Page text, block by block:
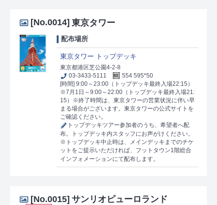
[No.0014] 東京タワー
配布場所
東京タワー トップデッキ
東京都港区芝公園4-2-8
03-3433-5111
554 595*50
[時間] 9:00～23:00（トップデッキ最終入場22:15）
※7月1日～9:00～22:00（トップデッキ最終入場21:
15）※終了時間は、東京タワーの営業状況に伴い早
まる場合がございます。東京タワーの公式サイトを
ご確認ください。
トップデッキツアー参加者のうち、希望者へ配
布。トップデッキ内スタッフにお声がけください。
※トップデッキ中止時は、メインデッキまでのチケ
ットをご提示いただければ、フットタウン1階総合
インフォメーションにて配布します。
[No.0015] サンリオピューロランド